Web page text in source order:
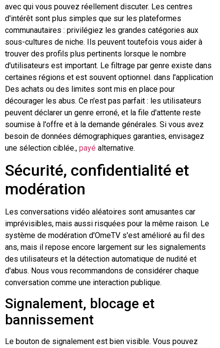
avec qui vous pouvez réellement discuter. Les centres
d'intérêt sont plus simples que sur les plateformes
communautaires : privilégiez les grandes catégories aux
sous-cultures de niche. Ils peuvent toutefois vous aider à
trouver des profils plus pertinents lorsque le nombre
d'utilisateurs est important. Le filtrage par genre existe dans
certaines régions et est souvent optionnel. dans l'application
Des achats ou des limites sont mis en place pour
décourager les abus. Ce n'est pas parfait : les utilisateurs
peuvent déclarer un genre erroné, et la file d'attente reste
soumise à l'offre et à la demande générales. Si vous avez
besoin de données démographiques garanties, envisagez
une sélection ciblée., payé alternative.
Sécurité, confidentialité et
modération
Les conversations vidéo aléatoires sont amusantes car
imprévisibles, mais aussi risquées pour la même raison. Le
système de modération d'OmeTV s'est amélioré au fil des
ans, mais il repose encore largement sur les signalements
des utilisateurs et la détection automatique de nudité et
d'abus. Nous vous recommandons de considérer chaque
conversation comme une interaction publique.
Signalement, blocage et
bannissement
Le bouton de signalement est bien visible. Vous pouvez